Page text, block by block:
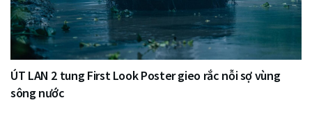
ÚT LAN 2 tung First Look Poster gieo rắc nỗi sợ vùng
sông nước